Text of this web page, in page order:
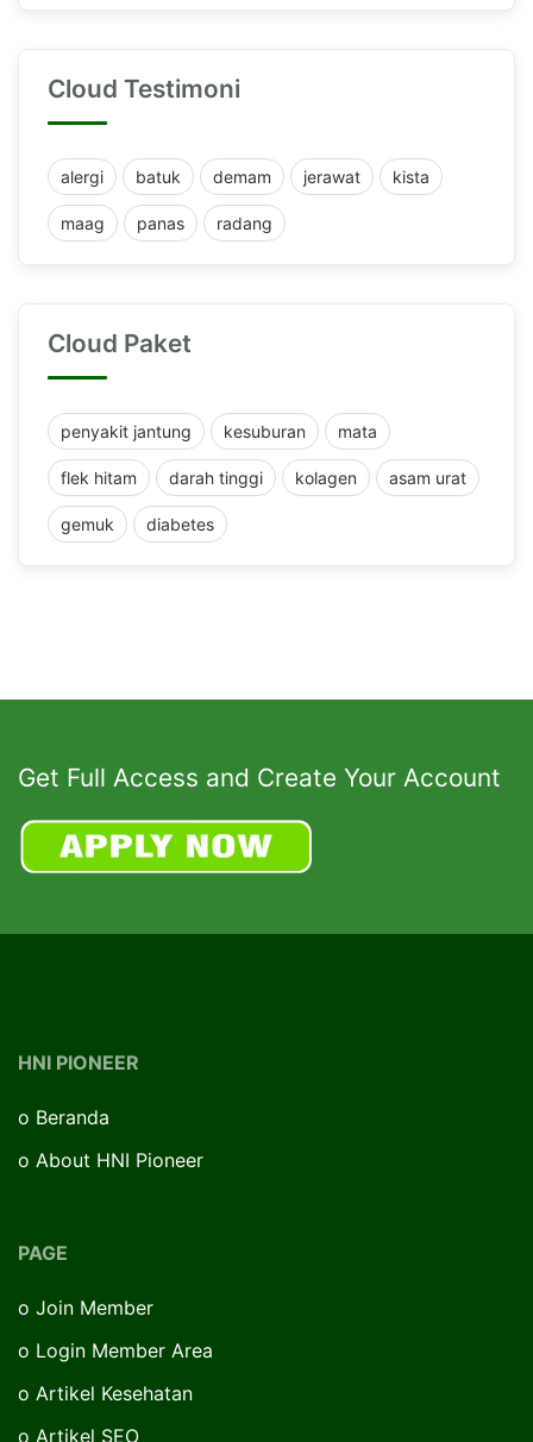
Cloud Testimoni
alergi batuk demam jerawat kista
maag panas radang
Cloud Paket
penyakit jantung kesuburan mata
flek hitam darah tinggi kolagen asam urat
gemuk diabetes
Get Full Access and Create Your Account
HNI PIONEER
o Beranda
o About HNI Pioneer
PAGE
o Join Member
o Login Member Area
o Artikel Kesehatan
o Artikel SEO